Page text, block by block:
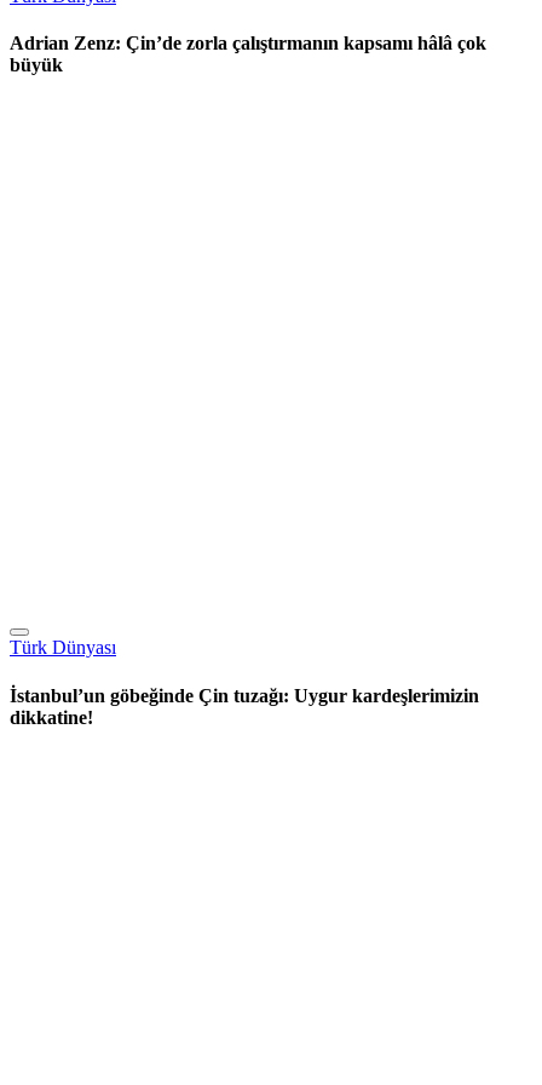
Adrian Zenz: Çin’de zorla çalıştırmanın kapsamı hâlâ çok
büyük
Türk Dünyası
İstanbul’un göbeğinde Çin tuzağı: Uygur kardeşlerimizin
dikkatine!